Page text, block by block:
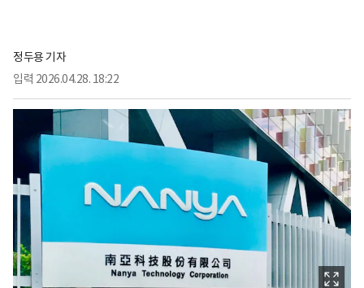
정두용 기자
입력 2026.04.28. 18:22